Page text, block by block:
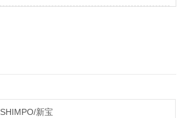
SHIMPO/新宝